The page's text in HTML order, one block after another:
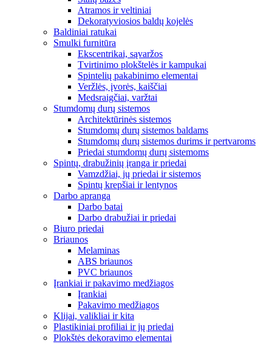
Atramos ir veltiniai
Dekoratyviosios baldų kojelės
Baldiniai ratukai
Smulki furnitūra
Ekscentrikai, sąvaržos
Tvirtinimo plokštelės ir kampukai
Spintelių pakabinimo elementai
Veržlės, įvorės, kaiščiai
Medsraigčiai, varžtai
Stumdomų durų sistemos
Architektūrinės sistemos
Stumdomų durų sistemos baldams
Stumdomų durų sistemos durims ir pertvaroms
Priedai stumdomų durų sistemoms
Spintų, drabužinių įranga ir priedai
Vamzdžiai, jų priedai ir sistemos
Spintų krepšiai ir lentynos
Darbo apranga
Darbo batai
Darbo drabužiai ir priedai
Biuro priedai
Briaunos
Melaminas
ABS briaunos
PVC briaunos
Įrankiai ir pakavimo medžiagos
Įrankiai
Pakavimo medžiagos
Klijai, valikliai ir kita
Plastikiniai profiliai ir jų priedai
Plokštės dekoravimo elementai